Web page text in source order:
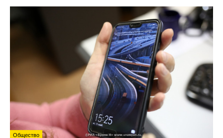
Общество